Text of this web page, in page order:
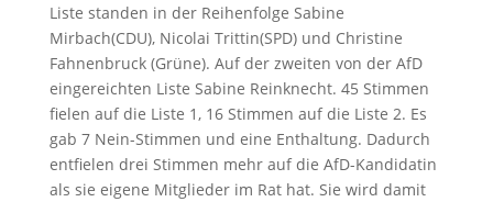
Liste standen in der Reihenfolge Sabine
Mirbach(CDU), Nicolai Trittin(SPD) und Christine
Fahnenbruck (Grüne). Auf der zweiten von der AfD
eingereichten Liste Sabine Reinknecht. 45 Stimmen
fielen auf die Liste 1, 16 Stimmen auf die Liste 2. Es
gab 7 Nein-Stimmen und eine Enthaltung. Dadurch
entfielen drei Stimmen mehr auf die AfD-Kandidatin
als sie eigene Mitglieder im Rat hat. Sie wird damit